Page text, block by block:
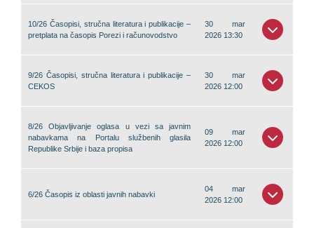
10/26 Časopisi, stručna literatura i publikacije –
pretplata na časopis Porezi i računovodstvo
30 mar
2026 13:30
9/26 Časopisi, stručna literatura i publikacije –
CEKOS
30 mar
2026 12:00
8/26 Objavljivanje oglasa u vezi sa javnim
nabavkama na Portalu službenih glasila
Republike Srbije i baza propisa
09 mar
2026 12:00
6/26 Časopis iz oblasti javnih nabavki
04 mar
2026 12:00